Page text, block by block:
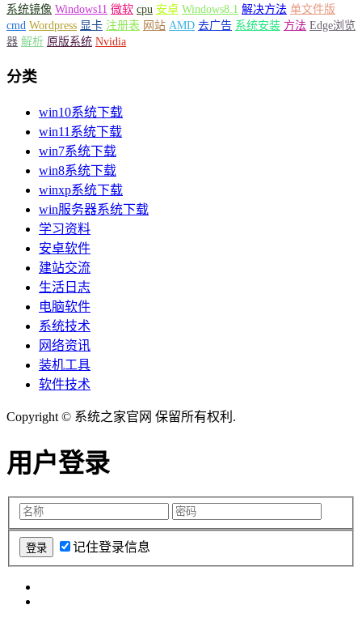
系统镜像 Windows11 微软 cpu 安卓 Windows8.1 解决方法 单文件版
cmd Wordpress 显卡 注册表 网站 AMD 去广告 系统安装 方法 Edge浏览
器 解析 原版系统 Nvidia
分类
win10系统下载
win11系统下载
win7系统下载
win8系统下载
winxp系统下载
win服务器系统下载
学习资料
安卓软件
建站交流
生活日志
电脑软件
系统技术
网络资讯
装机工具
软件技术
Copyright © 系统之家官网 保留所有权利.
用户登录
记住登录信息